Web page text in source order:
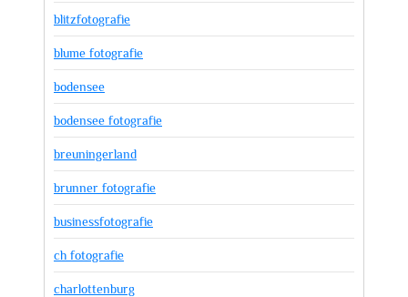
blitzfotografie
blume fotografie
bodensee
bodensee fotografie
breuningerland
brunner fotografie
businessfotografie
ch fotografie
charlottenburg